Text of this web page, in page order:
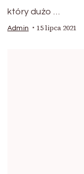
który dużo …
Admin 15 lipca 2021